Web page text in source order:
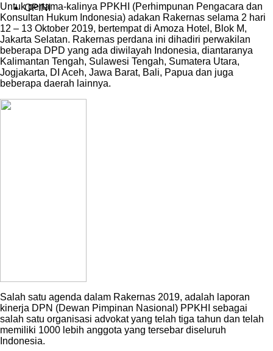
OPINI
Untuk pertama-kalinya PPKHI (Perhimpunan Pengacara dan
Konsultan Hukum Indonesia) adakan Rakernas selama 2 hari
12 – 13 Oktober 2019, bertempat di Amoza Hotel, Blok M,
Jakarta Selatan. Rakernas perdana ini dihadiri perwakilan
beberapa DPD yang ada diwilayah Indonesia, diantaranya
Kalimantan Tengah, Sulawesi Tengah, Sumatera Utara,
Jogjakarta, DI Aceh, Jawa Barat, Bali, Papua dan juga
beberapa daerah lainnya.
Salah satu agenda dalam Rakernas 2019, adalah laporan
kinerja DPN (Dewan Pimpinan Nasional) PPKHI sebagai
salah satu organisasi advokat yang telah tiga tahun dan telah
memiliki 1000 lebih anggota yang tersebar diseluruh
Indonesia.